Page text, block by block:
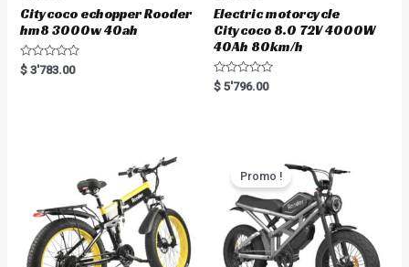
Citycoco echopper Rooder
hm8 3000w 40ah
R
a
$ 3'783.00
Electric motorcycle
Citycoco 8.0 72V 4000W
40Ah 80km/h
R
a
$ 5'796.00
Promo !